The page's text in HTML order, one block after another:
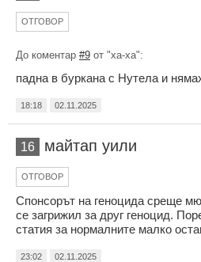
ОТГОВОР
До коментар #9 от "ха-ха":
падна в буркана с Нутела и
18:18 02.11.2025
16 майтап уили
ОТГОВОР
Спонсорът на геноцида среще
се загрижил за друг геноцид.
статия за нормалните малко
23:02 02.11.2025